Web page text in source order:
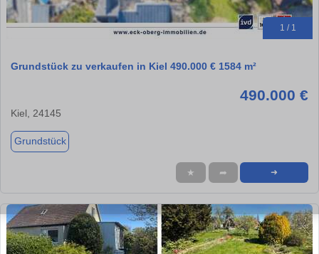
1 / 1
Grundstück zu verkaufen in Kiel 490.000 € 1584 m²
490.000 €
Kiel, 24145
Grundstück
★ ➦ ➜